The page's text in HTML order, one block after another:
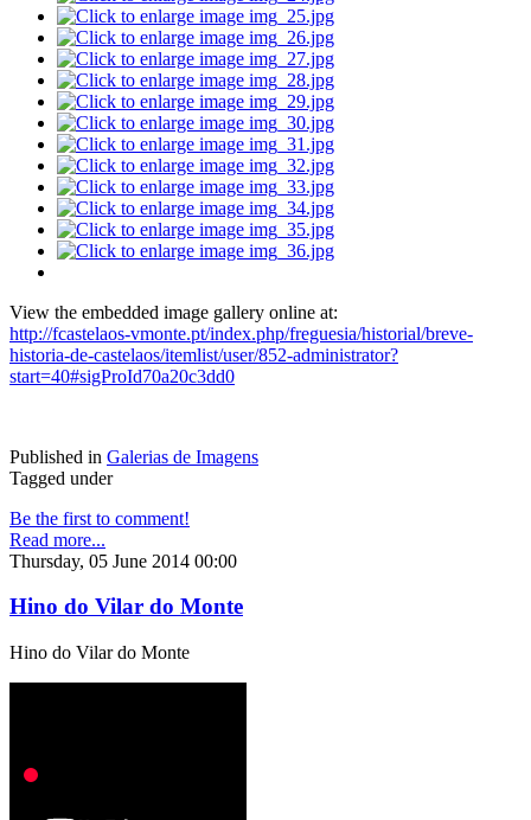
View the embedded image gallery online at:
http://fcastelaos-vmonte.pt/index.php/freguesia/historial/breve-
historia-de-castelaos/itemlist/user/852-administrator?
start=40#sigProId70a20c3dd0
Published in Galerias de Imagens
Tagged under
Be the first to comment!
Read more...
Thursday, 05 June 2014 00:00
Hino do Vilar do Monte
Hino do Vilar do Monte